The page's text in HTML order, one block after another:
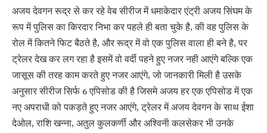
अजय देवगन रूद्र से कर रहे वेब सीरीज में धमाकेदार एंट्री अजय सिंघम के
रूप में पुलिस का किरदार निभा कर पहले ही बता चुके है, की वह पुलिस के
रोल में कितने फिट बैठते है, और रूद्र में वो एक पुलिस वाला ही बने है, पर
ट्रेलर देख कर लग रहा है इसमें वो वर्दी पहने हुए नजर नही आएंगे बल्कि एक
जासूस की तरह काम करते हुए नजर आएंगे, जो जानकारी मिली है उसके
अनुसार सीरीज सिर्फ 6 एपिसोड की है जिसमे अजय हर एक एपिसोड में एक
नए अपराधी को पकड़ते हुए नजर आएंगे, ट्रेलर में अजय देवगन के साथ ईशा
देओल, राशि खन्ना, अतुल कुलकर्णी और अश्विनी कलसेकर भी उनके